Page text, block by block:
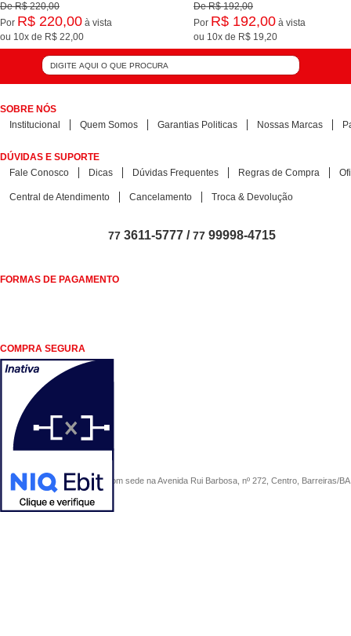
DeR$ 220,00
Por R$ 220,00 à vista
ou 10x de R$ 22,00
DeR$ 192,00
Por R$ 192,00 à vista
ou 10x de R$ 19,20
SOBRE NÓS
Institucional
Quem Somos Garantias Politicas Nossas Marcas
DÚVIDAS E SUPORTE
Fale Conosco
Dicas Dúvidas Frequentes Regras de Compra
Central de Atendimento Cancelamento Troca & Devolução
77 3611-5777 /77 99998-4715
FORMAS DE PAGAMENTO
COMPRA SEGURA
COMERCIAL SÃO PAULO, com sede na Avenida Rui Barbosa, nº 272, Centro, Barreiras/